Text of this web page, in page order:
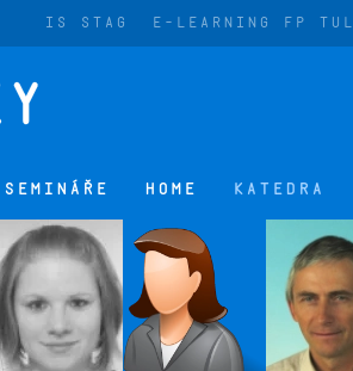
IS STAG E-LEARNING FP TUL
SEMINÁŘE HOME KATEDRA